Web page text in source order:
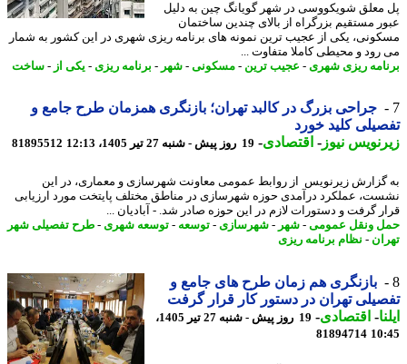
شویکووسی در شهر گویانگ چین به دلیل
مستقیم بزرگراه از بالای چندین ساختمان
یکی از عجیب ترین نمونه های برنامه ریزی شهری در این کشور به شمار
و محیطی کاملا متفاوت ...
ریزی شهری- عجیب ترین- مسکونی-شهر -برنامه ریزی - یکی از-ساخت
جراحی بزرگ در کالبد تهران؛ بازنگری همزمان طرح جامع و
کلید خورد
نیوز-اقتصادی-19 روز پیش - شنبه 27 تیر 1405، 12:13 81895512
زیرنویس از روابط عمومی معاونت شهرسازی و معماری، در این
عملکرد درآمدی حوزه شهرسازی در مناطق مختلف پایتخت مورد ارزیابی
گرفت و دستورات لازم در این حوزه صادر شد. - آبادیان ...
ونقل عمومی-شهر -شهرسازی- توسعه-توسعه شهری- طرح تفصیلی شهر
- نظام برنامه ریزی
بازنگری هم زمان طرح های جامع و
تهران در دستور کار قرار گرفت
-اقتصادی-
19 روز پیش - شنبه 27 تیر 1405،
81894714